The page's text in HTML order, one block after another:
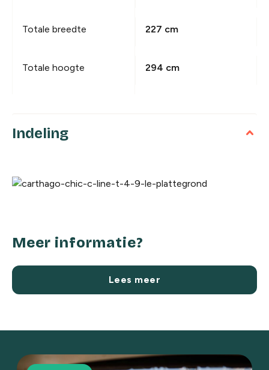
Totale breedte 227 cm
Totale hoogte 294 cm
Indeling
Meer informatie?
Lees meer